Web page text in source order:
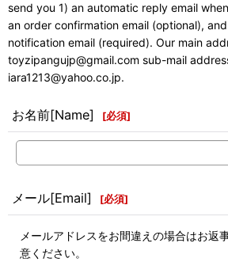
send you 1) an automatic reply email
an order confirmation email (optional),
notification email (required). Our main
toyzipangujp@gmail.com sub-mail
iara1213@yahoo.co.jp.
お名前[Name] [必須]
メール[Email] [必須]
メールアドレスをお間違えの場合はお返
意ください。